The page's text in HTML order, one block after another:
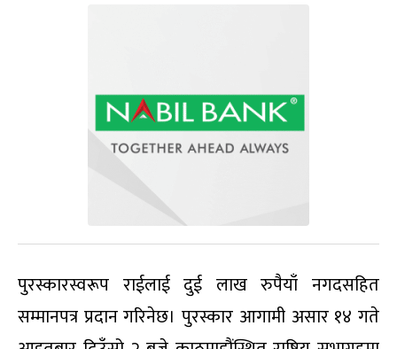
पुरस्कारस्वरूप राईलाई दुई लाख रुपैयाँ नगदसहित
सम्मानपत्र प्रदान गरिनेछ। पुरस्कार आगामी असार १४ गते